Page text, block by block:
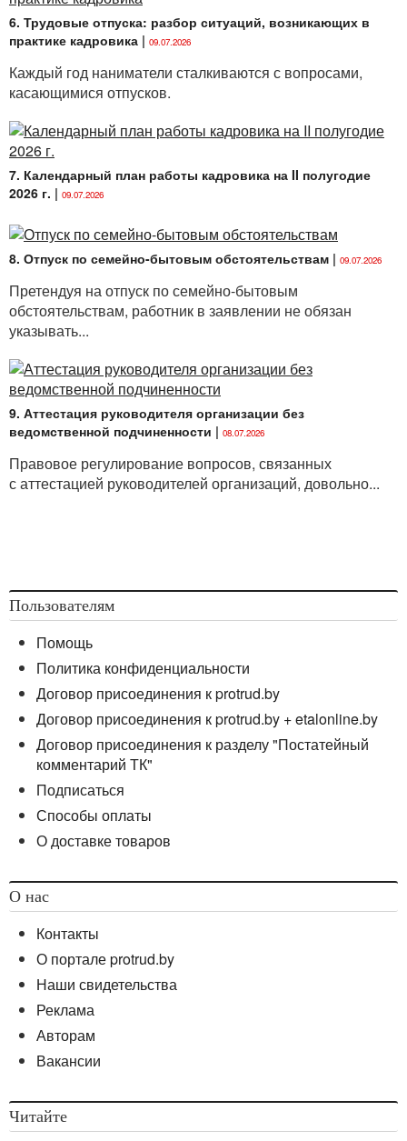
6. Трудовые отпуска: разбор ситуаций, возникающих в
практике кадровика | 09.07.2026
Каждый год наниматели сталкиваются с вопросами,
касающимися отпусков.
7. Календарный план работы кадровика на II полугодие
2026 г. | 09.07.2026
8. Отпуск по семейно-бытовым обстоятельствам | 09.07.2026
Претендуя на отпуск по семейно-бытовым
обстоятельствам, работник в заявлении не обязан
указывать...
9. Аттестация руководителя организации без
ведомственной подчиненности | 08.07.2026
Правовое регулирование вопросов, связанных
с аттестацией руководителей организаций, довольно...
Пользователям
Помощь
Политика конфиденциальности
Договор присоединения к protrud.by
Договор присоединения к protrud.by + etalonline.by
Договор присоединения к разделу "Постатейный
комментарий ТК"
Подписаться
Способы оплаты
О доставке товаров
О нас
Контакты
О портале protrud.by
Наши свидетельства
Реклама
Авторам
Вакансии
Читайте